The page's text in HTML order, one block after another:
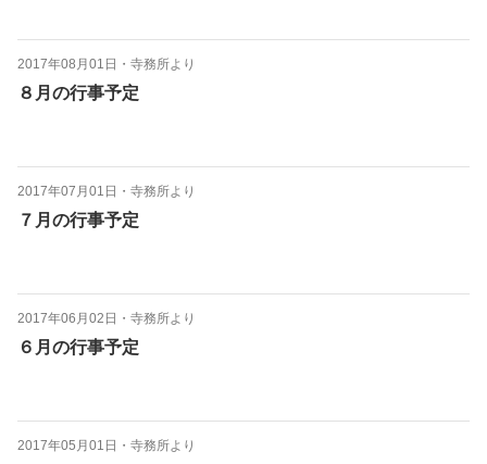
2017年08月01日 ・ 寺務所より
８月の行事予定
2017年07月01日 ・ 寺務所より
７月の行事予定
2017年06月02日 ・ 寺務所より
６月の行事予定
2017年05月01日 ・ 寺務所より